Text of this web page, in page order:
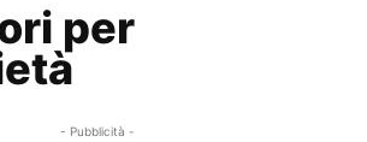
per
- Pubblicità -